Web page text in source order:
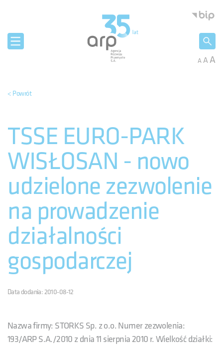
AAA
< Powrót
TSSE EURO-PARK
WISŁOSAN - nowo
udzielone zezwolenie
na prowadzenie
działalności
gospodarczej
Data dodania: 2010-08-12
Nazwa firmy: STORKS Sp. z o.o. Numer zezwolenia:
193/ARP S.A./2010 z dnia 11 sierpnia 2010 r. Wielkość działki: